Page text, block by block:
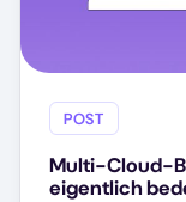
POST
Multi-Cloud-
eigentlich